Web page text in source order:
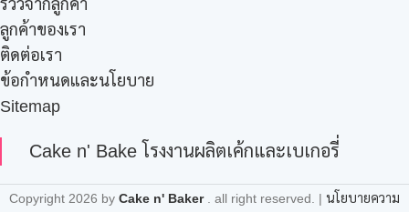
รีวิวจากลูกค้า
ลูกค้าของเรา
ติดต่อเรา
ข้อกำหนดและนโยบาย
Sitemap
Cake n' Bake โรงงานผลิตเค้กและเบเกอรี่
Copyright 2026 by Cake n' Baker. all right reserved. | นโยบายความ